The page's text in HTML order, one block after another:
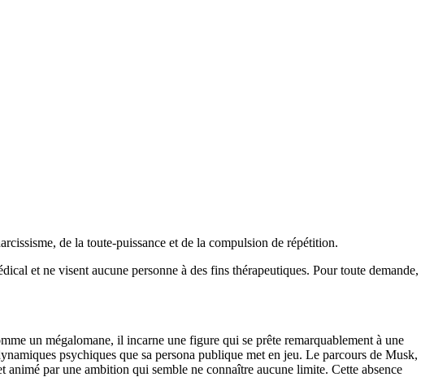
de la toute-puissance et de la compulsion de répétition.
et ne visent aucune personne à des fins thérapeutiques. Pour toute demande,
un mégalomane, il incarne une figure qui se prête remarquablement à une
psychiques que sa persona publique met en jeu. Le parcours de Musk,
par une ambition qui semble ne connaître aucune limite. Cette absence